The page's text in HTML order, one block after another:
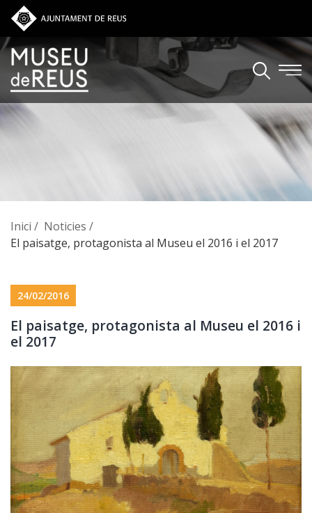
Vés al contingut
Inici
Noticies
El paisatge, protagonista al Museu el 2016 i el 2017
24/02/2016
El paisatge, protagonista al Museu el 2016 i
el 2017